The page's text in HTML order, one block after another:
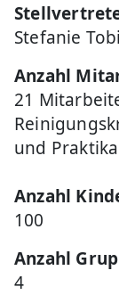
Stefanie
Anzahl
21
und
Anzahl
100
Anzahl
4